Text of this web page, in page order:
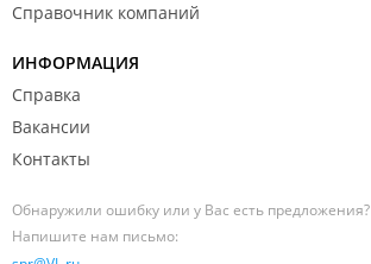
Справочник компаний
ИНФОРМАЦИЯ
Справка
Вакансии
Контакты
Обнаружили ошибку или у Вас есть предложения?
Напишите нам письмо: